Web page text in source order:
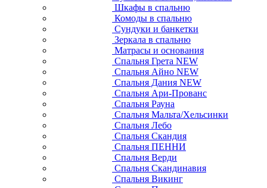
Шкафы в спальню
Комоды в спальню
Сундуки и банкетки
Зеркала в спальню
Матрасы и основания
Спальня Грета NEW
Спальня Айно NEW
Спальня Дания NEW
Спальня Ари-Прованс
Спальня Рауна
Спальня Мальта/Хельсинки
Спальня Лебо
Спальня Скандия
Спальня ПЕННИ
Спальня Верди
Спальня Скандинавия
Спальня Викинг